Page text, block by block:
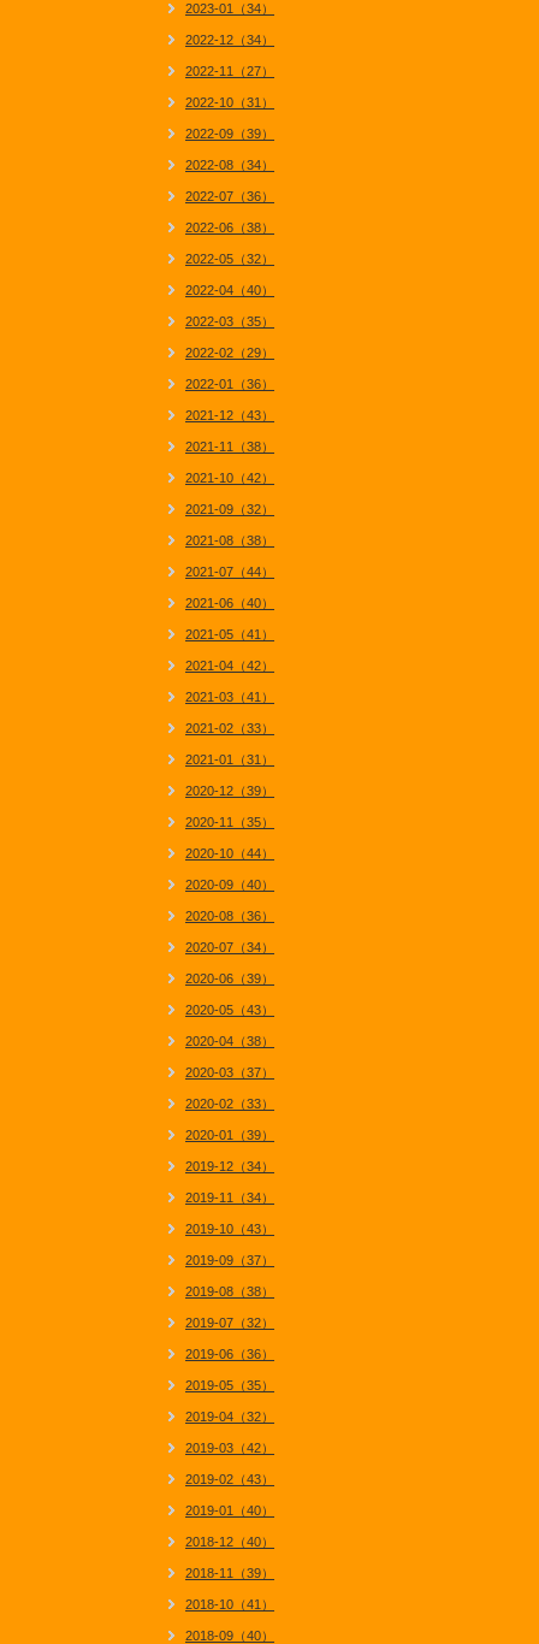
2023-01（34）
2022-12（34）
2022-11（27）
2022-10（31）
2022-09（39）
2022-08（34）
2022-07（36）
2022-06（38）
2022-05（32）
2022-04（40）
2022-03（35）
2022-02（29）
2022-01（36）
2021-12（43）
2021-11（38）
2021-10（42）
2021-09（32）
2021-08（38）
2021-07（44）
2021-06（40）
2021-05（41）
2021-04（42）
2021-03（41）
2021-02（33）
2021-01（31）
2020-12（39）
2020-11（35）
2020-10（44）
2020-09（40）
2020-08（36）
2020-07（34）
2020-06（39）
2020-05（43）
2020-04（38）
2020-03（37）
2020-02（33）
2020-01（39）
2019-12（34）
2019-11（34）
2019-10（43）
2019-09（37）
2019-08（38）
2019-07（32）
2019-06（36）
2019-05（35）
2019-04（32）
2019-03（42）
2019-02（43）
2019-01（40）
2018-12（40）
2018-11（39）
2018-10（41）
2018-09（40）